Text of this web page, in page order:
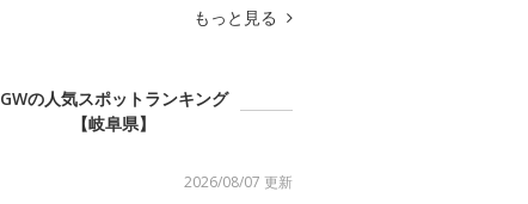
もっと見る
GWの人気スポットランキング
【岐阜県】
2026/08/07 更新